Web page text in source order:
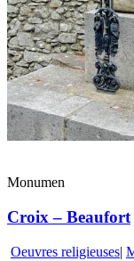
Monumen
Croix – Beaufort
Oeuvres religieuses|